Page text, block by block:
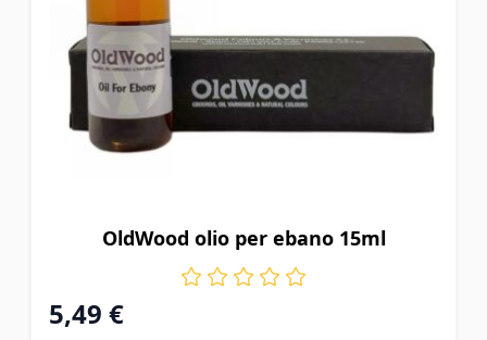
OldWood olio per ebano 15ml
5,49 €